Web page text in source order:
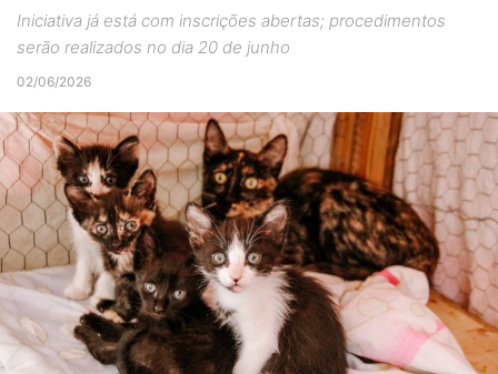
Iniciativa já está com inscrições abertas; procedimentos
serão realizados no dia 20 de junho
02/06/2026